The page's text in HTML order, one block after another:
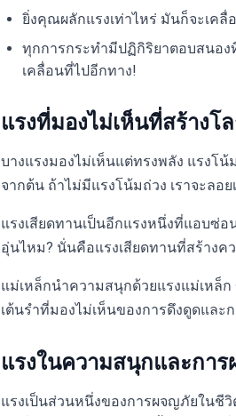
ยิ่งคุณผลักแรงเท่าไหร่ มันก็จะเค
ทุกการกระทำมีปฏิกิริยาตอบสนอง
เคลื่อนที่ไปอีกทาง!
แรงที่มองไม่เห็นที่สร้างโ
บางแรงมองไม่เห็นแต่ทรงพลัง แรงโ
จากต้น ถ้าไม่มีแรงโน้มถ่วง เราจะลอ
แรงเสียดทานเป็นอีกแรงหนึ่งที่แอบซ่
อุ่นไหม? นั่นคือแรงเสียดทานที่สร้างค
แม่เหล็กนำความสนุกด้วยแรงแม่เหล็
เต้นรำที่มองไม่เห็นของการดึงดูดและ
แรงในความสนุกและกา
แรงเป็นส่วนหนึ่งของการผจญภัยในชี